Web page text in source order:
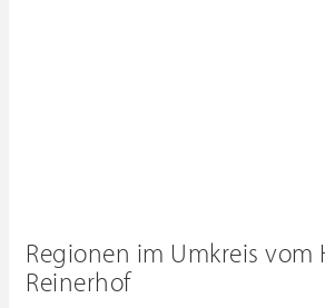
Regionen im Umkreis vom
Reinerhof